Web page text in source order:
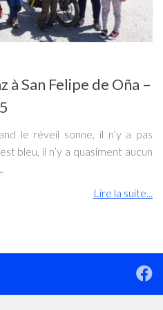
à San Felipe de Oña –
le réveil sonne, il n’y a pas
bleu, il n’y a quasiment aucun
Lire la suite...